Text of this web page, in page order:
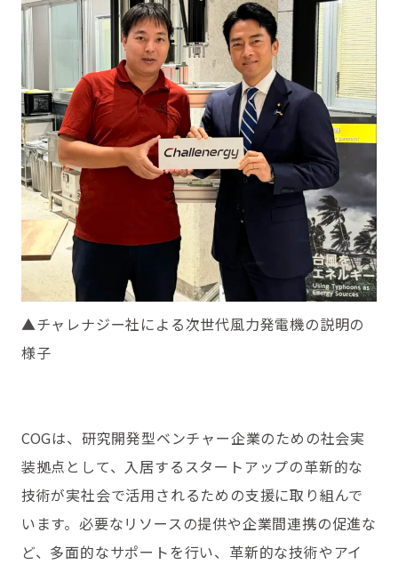
▲チャレナジー社による次世代風力発電機の説明の
様子
COGは、研究開発型ベンチャー企業のための社会実
装拠点として、入居するスタートアップの革新的な
技術が実社会で活用されるための支援に取り組んで
います。必要なリソースの提供や企業間連携の促進な
ど、多面的なサポートを行い、革新的な技術やアイ